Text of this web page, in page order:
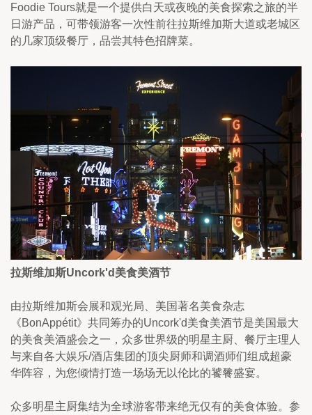
Foodie Tours就是一个提供白天或夜晚的美食探索之旅的半
日游产品，可带领游客一次性前往拉斯维加斯大道或老城区
的几家顶级餐厅，品尝其特色招牌菜。
拉斯维加斯Uncork'd美食美酒节
由拉斯维加斯会展和观光局、美国著名美食杂志
《BonAppétit》共同筹办的Uncork'd美食美酒节是美国最大
的美食美酒盛会之一，众多世界级的明星主厨、餐厅主理人
与来自各大娱乐/酒店集团的顶尖厨师和调酒师们组成超豪
华阵容，为您倾情打造一场场无以伦比的饕餮盛宴。
众多明星主厨集结为全球游客带来绝无仅有的美食体验。参